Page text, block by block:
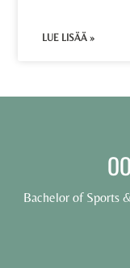
LUE LISÄÄ »
Bachelor of Sports